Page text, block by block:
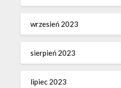
wrzesień 2023
sierpień 2023
lipiec 2023